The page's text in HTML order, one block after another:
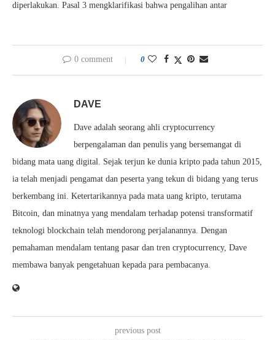
diperlakukan. Pasal 3 mengklarifikasi bahwa pengalihan antar
0 comment 0
DAVE
Dave adalah seorang ahli cryptocurrency
berpengalaman dan penulis yang bersemangat di
bidang mata uang digital. Sejak terjun ke dunia kripto pada tahun 2015,
ia telah menjadi pengamat dan peserta yang tekun di bidang yang terus
berkembang ini. Ketertarikannya pada mata uang kripto, terutama
Bitcoin, dan minatnya yang mendalam terhadap potensi transformatif
teknologi blockchain telah mendorong perjalanannya. Dengan
pemahaman mendalam tentang pasar dan tren cryptocurrency, Dave
membawa banyak pengetahuan kepada para pembacanya.
previous post